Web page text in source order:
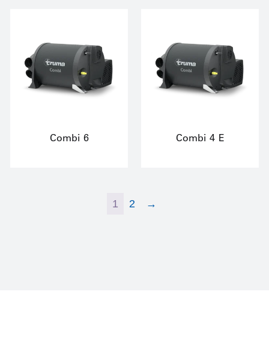
Combi 6 Combi 4 E
1 2 →